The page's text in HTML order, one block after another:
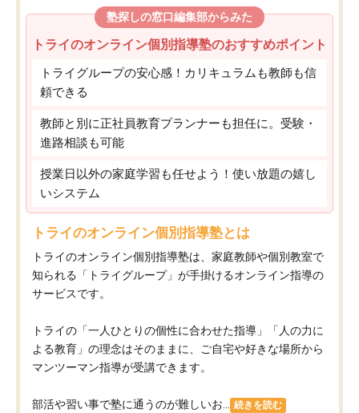
塾探しの窓口編集部からみた
トライのオンライン個別指導塾のおすすめポイント
トライグループの安心感！カリキュラムも教師も信
頼できる
教師と別に正社員教育プランナーも担任に。受験・
進路相談も可能
授業日以外の家庭学習も任せよう！使い放題の嬉し
いシステム
トライのオンライン個別指導塾とは
トライのオンライン個別指導塾は、家庭教師や個別教室で
知られる「トライグループ」が手掛けるオンライン指導の
サービスです。
トライの「一人ひとりの個性に合わせた指導」「人の力に
よる教育」の理念はそのままに、ご自宅や好きな場所から
マンツーマン指導が受講できます。
部活や習い事で塾に通うのが難しいお... 続きを読む